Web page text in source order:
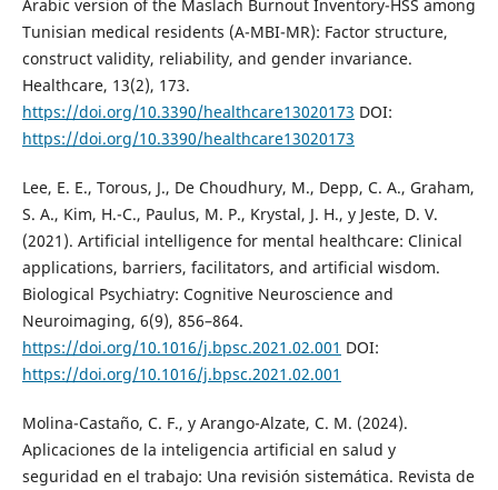
Arabic version of the Maslach Burnout Inventory-HSS among
Tunisian medical residents (A-MBI-MR): Factor structure,
construct validity, reliability, and gender invariance.
Healthcare, 13(2), 173.
https://doi.org/10.3390/healthcare13020173 DOI:
https://doi.org/10.3390/healthcare13020173
Lee, E. E., Torous, J., De Choudhury, M., Depp, C. A., Graham,
S. A., Kim, H.-C., Paulus, M. P., Krystal, J. H., y Jeste, D. V.
(2021). Artificial intelligence for mental healthcare: Clinical
applications, barriers, facilitators, and artificial wisdom.
Biological Psychiatry: Cognitive Neuroscience and
Neuroimaging, 6(9), 856–864.
https://doi.org/10.1016/j.bpsc.2021.02.001 DOI:
https://doi.org/10.1016/j.bpsc.2021.02.001
Molina-Castaño, C. F., y Arango-Alzate, C. M. (2024).
Aplicaciones de la inteligencia artificial en salud y
seguridad en el trabajo: Una revisión sistemática. Revista de